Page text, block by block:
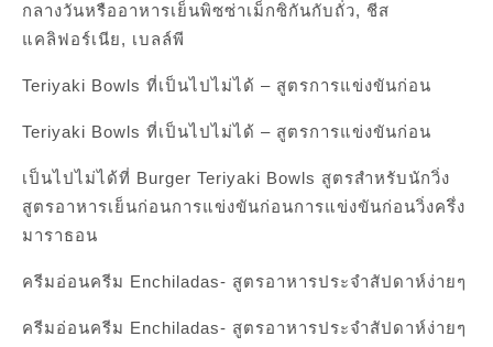
กลางวันหรืออาหารเย็นพิซซ่าเม็กซิกันกับถั่ว, ชีส
แคลิฟอร์เนีย, เบลล์พี
Teriyaki Bowls ที่เป็นไปไม่ได้ – สูตรการแข่งขันก่อน
Teriyaki Bowls ที่เป็นไปไม่ได้ – สูตรการแข่งขันก่อน
เป็นไปไม่ได้ที่ Burger Teriyaki Bowls สูตรสำหรับนักวิ่ง
สูตรอาหารเย็นก่อนการแข่งขันก่อนการแข่งขันก่อนวิ่งครึ่ง
มาราธอน
ครีมอ่อนครีม Enchiladas- สูตรอาหารประจำสัปดาห์ง่ายๆ
ครีมอ่อนครีม Enchiladas- สูตรอาหารประจำสัปดาห์ง่ายๆ